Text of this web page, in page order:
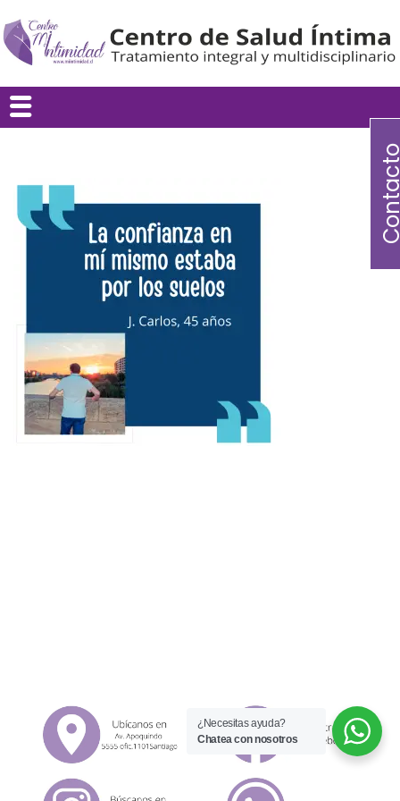
¿Necesitas ayuda?
Chatea con nosotros